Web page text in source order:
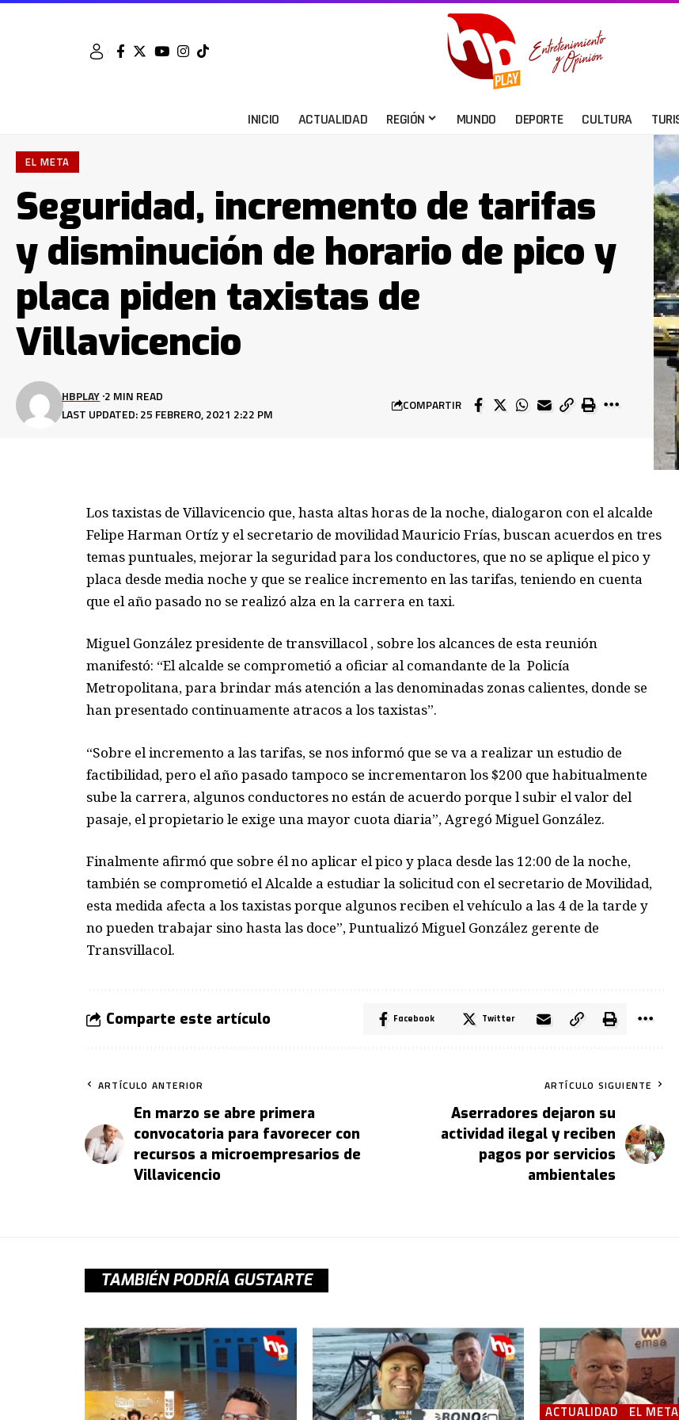
INICIO ACTUALIDAD REGIÓN MUNDO DEPORTE CULTURA
EL META
Seguridad, incremento de tarifas
y disminución de horario de pico y
placa piden taxistas de
Villavicencio
LAST UPDATED: 25 FEBRERO, 2021 2:22 PM
HBPLAY 2 MIN READ
COMPARTIR
Los taxistas de Villavicencio que, hasta altas horas de la noche, dialogaron con el alcalde
Felipe Harman Ortíz y el secretario de movilidad Mauricio Frías, buscan acuerdos en tres
temas puntuales, mejorar la seguridad para los conductores, que no se aplique el pico y
placa desde media noche y que se realice incremento en las tarifas, teniendo en cuenta
que el año pasado no se realizó alza en la carrera en taxi.
Miguel González presidente de transvillacol , sobre los alcances de esta reunión
manifestó: “El alcalde se comprometió a oficiar al comandante de la Policía
Metropolitana, para brindar más atención a las denominadas zonas calientes, donde se
han presentado continuamente atracos a los taxistas”.
“Sobre el incremento a las tarifas, se nos informó que se va a realizar un estudio de
factibilidad, pero el año pasado tampoco se incrementaron los $200 que habitualmente
sube la carrera, algunos conductores no están de acuerdo porque l subir el valor del
pasaje, el propietario le exige una mayor cuota diaria”, Agregó Miguel González.
Finalmente afirmó que sobre él no aplicar el pico y placa desde las 12:00 de la noche,
también se comprometió el Alcalde a estudiar la solicitud con el secretario de Movilidad,
esta medida afecta a los taxistas porque algunos reciben el vehículo a las 4 de la tarde y
no pueden trabajar sino hasta las doce”, Puntualizó Miguel González gerente de
Transvillacol.
Comparte este artículo Facebook Twitter
ARTÍCULO ANTERIOR
En marzo se abre primera
convocatoria para favorecer con
recursos a microempresarios de
Villavicencio
ARTÍCULO SIGUIENTE
Aserradores dejaron su
actividad ilegal y reciben
pagos por servicios
ambientales
TAMBIÉN PODRÍA GUSTARTE
ACTUALIDAD EL META